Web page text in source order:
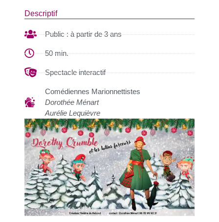
Descriptif
Public : à partir de 3 ans
50 min.
Spectacle interactif
Comédiennes Marionnettistes
Dorothée Ménart
Aurélie Lequièvre